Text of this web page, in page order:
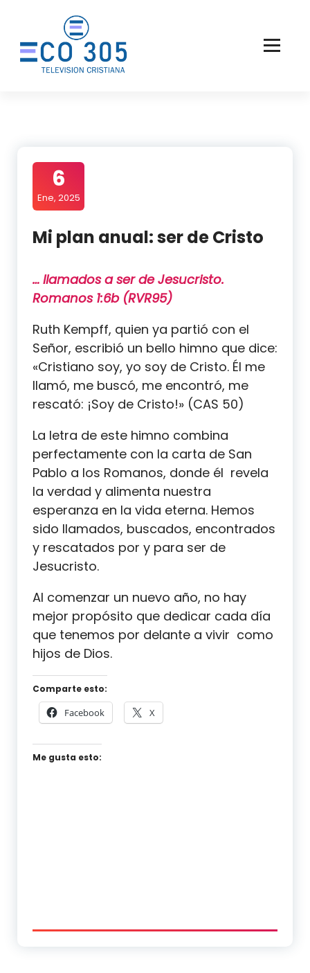
contenido
6
Ene, 2025
Mi plan anual: ser de Cristo
… llamados a ser de Jesucristo.
Romanos 1:6b (RVR95)
Ruth Kempff, quien ya partió con el
Señor, escribió un bello himno que dice:
«Cristiano soy, yo soy de Cristo. Él me
llamó, me buscó, me encontró, me
rescató: ¡Soy de Cristo!» (CAS 50)
La letra de este himno combina
perfectamente con la carta de San
Pablo a los Romanos, donde él revela
la verdad y alimenta nuestra
esperanza en la vida eterna. Hemos
sido llamados, buscados, encontrados
y rescatados por y para ser de
Jesucristo.
Al comenzar un nuevo año, no hay
mejor propósito que dedicar cada día
que tenemos por delante a vivir como
hijos de Dios.
Comparte esto:
Facebook X
Me gusta esto: